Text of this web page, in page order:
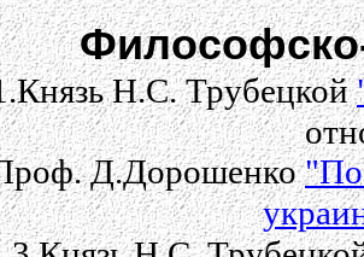
Н.С. Трубецкой
Д.Дорошенко"По